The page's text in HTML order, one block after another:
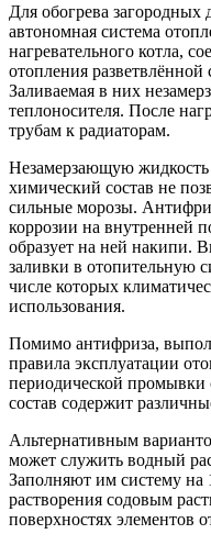
Для обогрева загородных
автономная система
нагревательного котла,
отопления
Заливаемая в них
теплоносителя. После
трубам к радиаторам.
Незамерзающую
химический состав не
сильные морозы.
коррозии на внутренней
образует на ней накипи.
заливки в отопительную
числе которых
использования.
Помимо антифриза,
правила эксплуатации
периодической
состав содержит
Альтернативным
может служить водный
Заполняют им систему на
растворения содовым
поверхностях элементов